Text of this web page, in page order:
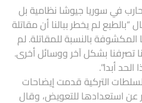
في سوريا جيوشا نظامية بل
لم يخطر ببالنا أن مقاتلة
بالنسبة للمقاتلة. لم
تصرفنا بشكل آخر ووسائل أخرى.
أبدا”.
التركية قدمت إيضاحات
عن استعدادها للتعويض، وقال